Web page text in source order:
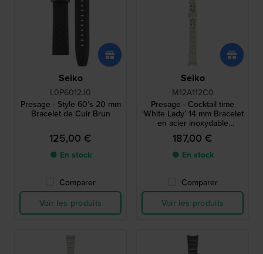
Seiko
L0P6012J0
Presage - Style 60’s 20 mm
Bracelet de Cuir Brun
125,00 €
● En stock
Comparer
Voir les produits
Seiko
M12A112C0
Presage - Cocktail time
‘White Lady’ 14 mm Bracelet
en acier inoxydable
bicolore or-argent
187,00 €
● En stock
Comparer
Voir les produits